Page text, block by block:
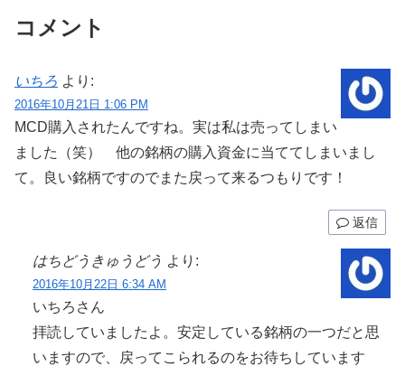
コメント
いちろ より:
2016年10月21日 1:06 PM
MCD購入されたんですね。実は私は売ってしまい
ました（笑） 他の銘柄の購入資金に当ててしまいまし
て。良い銘柄ですのでまた戻って来るつもりです！
返信
はちどうきゅうどう より:
2016年10月22日 6:34 AM
いちろさん
拝読していましたよ。安定している銘柄の一つだと思
いますので、戻ってこられるのをお待ちしています